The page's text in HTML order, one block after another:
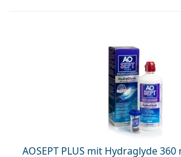
AOSEPT PLUS mit Hydraglyde